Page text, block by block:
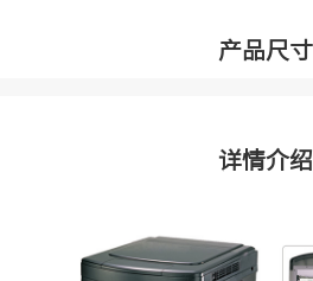
产品尺寸
详情介绍